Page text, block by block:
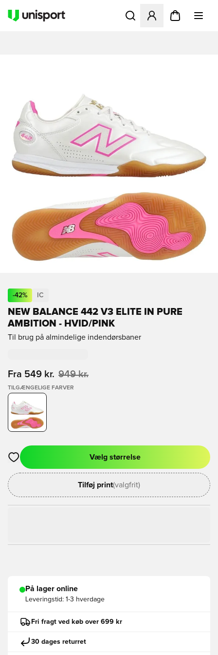
Åbner en Modal til at
-42% IC
NEW BALANCE 442 V3 ELITE IN PURE
AMBITION - HVID/PINK
Til brug på almindelige indendørsbaner
Fra 549 kr. 949 kr.
TILGÆNGELIGE FARVER
Åbner en Modal til at logge ind eller tilmelde dig som medlem
Vælg størrelse
Tilføj print(valgfrit)
På lager online
Leveringstid: 1-3 hverdage
Fri fragt ved køb over 699 kr
30 dages returret